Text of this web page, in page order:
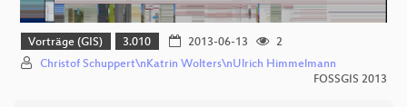
Vorträge (GIS) 3.010 2013-06-13
2
Christof Schuppert\nKatrin Wolters\nUlrich Himmelmann
FOSSGIS 2013